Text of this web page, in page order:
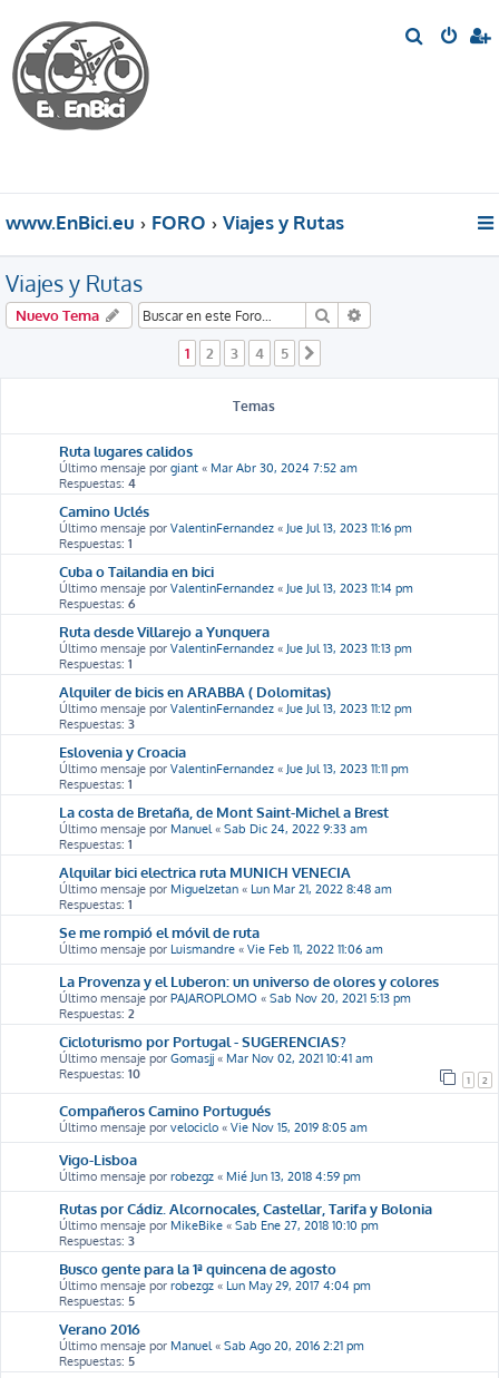
www.EnBici.eu FORO Viajes y Rutas
Viajes y Rutas
Nuevo Tema Buscar
1 2 3 4 5
Temas
Ruta lugares calidos
Último mensaje por giant « Mar Abr 30, 2024 7:52 am
Respuestas: 4
Camino Uclés
Último mensaje por ValentinFernandez « Jue Jul 13, 2023 11:16 pm
Respuestas: 1
Cuba o Tailandia en bici
Último mensaje por ValentinFernandez « Jue Jul 13, 2023 11:14 pm
Respuestas: 6
Ruta desde Villarejo a Yunquera
Último mensaje por ValentinFernandez « Jue Jul 13, 2023 11:13 pm
Respuestas: 1
Alquiler de bicis en ARABBA ( Dolomitas)
Último mensaje por ValentinFernandez « Jue Jul 13, 2023 11:12 pm
Respuestas: 3
Eslovenia y Croacia
Último mensaje por ValentinFernandez « Jue Jul 13, 2023 11:11 pm
Respuestas: 1
La costa de Bretaña, de Mont Saint-Michel a Brest
Último mensaje por Manuel« Sab Dic 24, 2022 9:33 am
Respuestas: 1
Alquilar bici electrica ruta MUNICH VENECIA
Último mensaje por Miguelzetan « Lun Mar 21, 2022 8:48 am
Respuestas: 1
Se me rompió el móvil de ruta
Último mensaje por Luismandre « Vie Feb 11, 2022 11:06 am
La Provenza y el Luberon: un universo de olores y colores
Último mensaje por PAJAROPLOMO « Sab Nov 20, 2021 5:13 pm
Respuestas: 2
Cicloturismo por Portugal - SUGERENCIAS?
Último mensaje por Gomasjj « Mar Nov 02, 2021 10:41 am
Respuestas: 10 1 2
Compañeros Camino Portugués
Último mensaje por velociclo « Vie Nov 15, 2019 8:05 am
Vigo-Lisboa
Último mensaje por robezgz « Mié Jun 13, 2018 4:59 pm
Rutas por Cádiz. Alcornocales, Castellar, Tarifa y Bolonia
Último mensaje por MikeBike « Sab Ene 27, 2018 10:10 pm
Respuestas: 3
Busco gente para la 1ª quincena de agosto
Último mensaje por robezgz « Lun May 29, 2017 4:04 pm
Respuestas: 5
Verano 2016
Último mensaje por Manuel« Sab Ago 20, 2016 2:21 pm
Respuestas: 5